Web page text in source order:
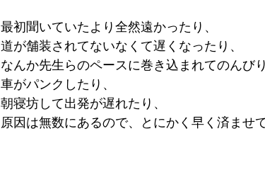
最初聞いていたより全然遠かったり、
道が舗装されてないなくて遅くなったり、
なんか先生らのペースに巻き込まれてのんび
車がパンクしたり、
朝寝坊して出発が遅れたり、
原因は無数にあるので、とにかく早く済ませ